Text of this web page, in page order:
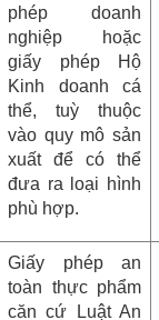
phép doanh
nghiệp hoặc
giấy phép Hộ
Kinh doanh cá
thể, tuỳ thuộc
vào quy mô sản
xuất để có thể
đưa ra loại hình
phù hợp.
Giấy phép an
toàn thực phẩm
căn cứ Luật An